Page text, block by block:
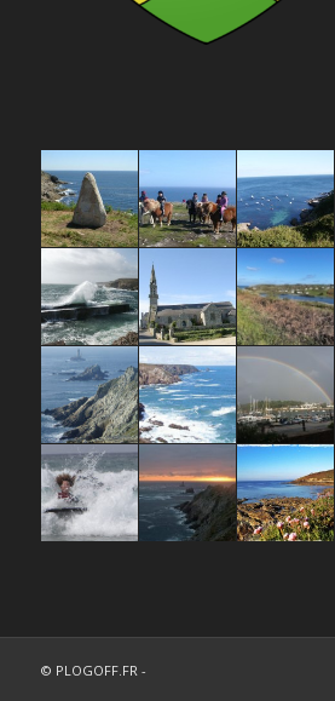
© PLOGOFF.FR -